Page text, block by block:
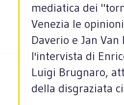
mediatica dei
Venezia le
Daverio e Jan Van
l'intervista di
Luigi Brugnaro,
della disgraziata